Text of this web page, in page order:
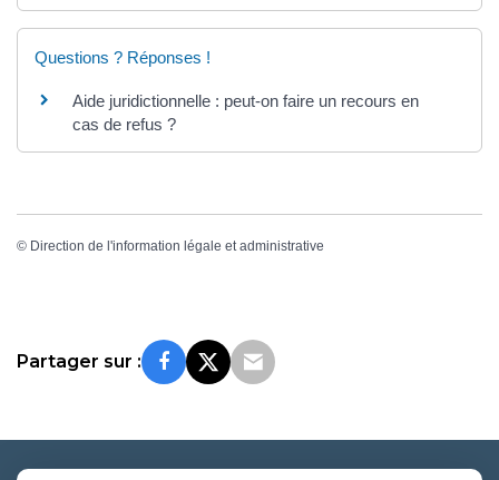
Questions ? Réponses !
Aide juridictionnelle : peut-on faire un recours en
cas de refus ?
© Direction de l'information légale et administrative
Partager sur :